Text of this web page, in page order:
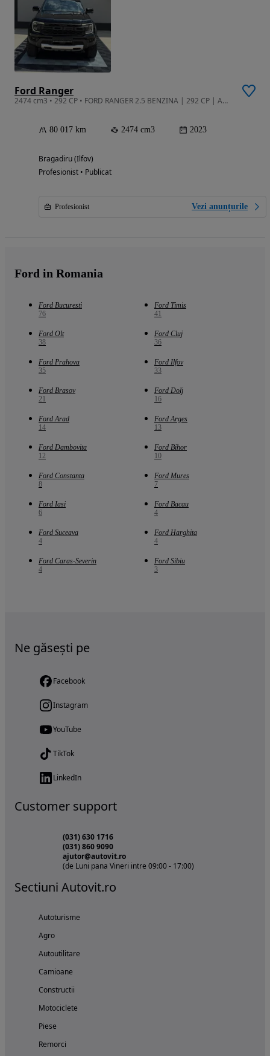
Ford Ranger
2474 cm3 • 292 CP • FORD RANGER 2.5 BENZINA | 292 CP | AN 2023
80 017 km 2474 cm3 2023
Bragadiru (Ilfov)
Profesionist • Publicat
Profesionist Vezi anunțurile
Ford in Romania
Ford Bucuresti
76
Ford Timis
41
Ford Olt
38
Ford Cluj
36
Ford Prahova
35
Ford Ilfov
33
Ford Brasov
21
Ford Dolj
16
Ford Arad
14
Ford Arges
13
Ford Dambovita
12
Ford Bihor
10
Ford Constanta
8
Ford Mures
7
Ford Iasi
6
Ford Bacau
4
Ford Suceava
4
Ford Harghita
4
Ford Caras-Severin
4
Ford Sibiu
3
Ne găsești pe
Facebook
Instagram
YouTube
TikTok
LinkedIn
Customer support
(031) 630 1716
(031) 860 9090
ajutor@autovit.ro
(de Luni pana Vineri intre 09:00 - 17:00)
Sectiuni Autovit.ro
Autoturisme
Agro
Autoutilitare
Camioane
Constructii
Motociclete
Piese
Remorci